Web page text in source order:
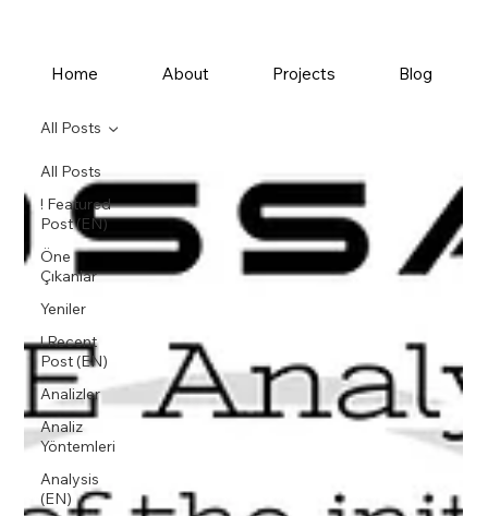
Home About Projects Blog
All Posts
! Featured
Post (EN)
Öne
Çıkanlar
Yeniler
! Recent
Post (EN)
Analizler
Analiz
Yöntemleri
Analysis
(EN)
All Posts